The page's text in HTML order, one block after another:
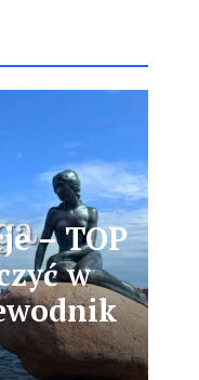
– TOP
w